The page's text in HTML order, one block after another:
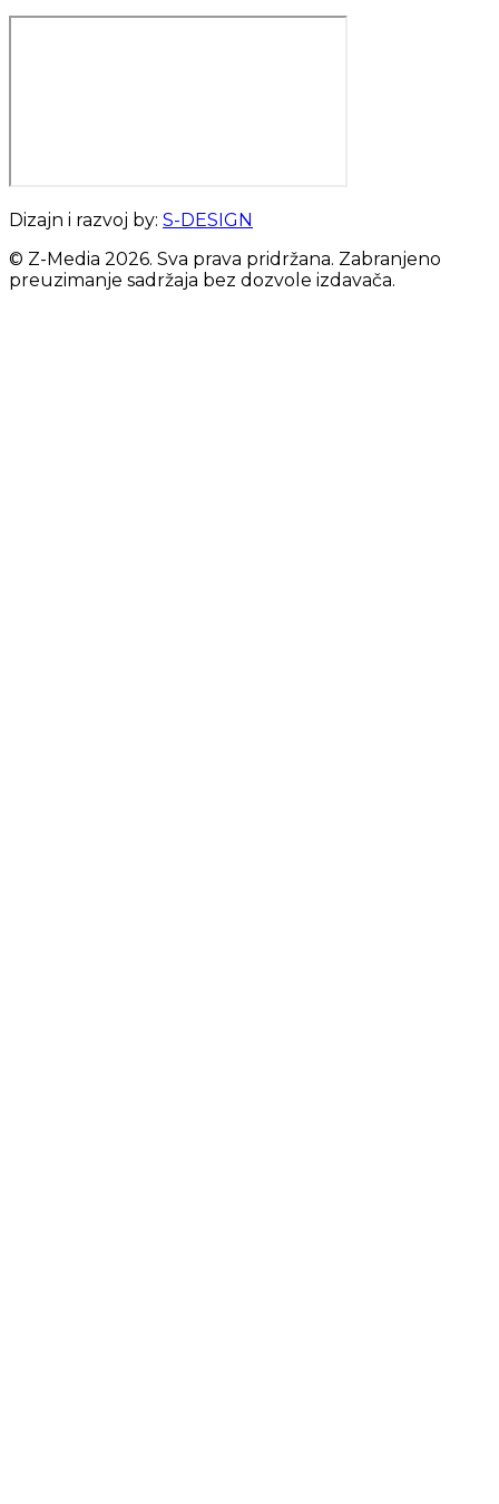
Dizajn i razvoj by: S-DESIGN
© Z-Media 2026. Sva prava pridržana. Zabranjeno
preuzimanje sadržaja bez dozvole izdavača.